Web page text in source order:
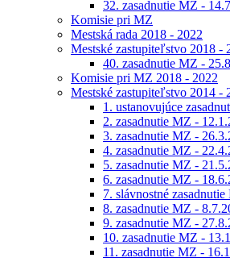
32. zasadnutie MZ -
Komisie pri MZ
Mestská rada 2018 - 2022
Mestské zastupiteľstvo 2018 -
40. zasadnutie MZ -
Komisie pri MZ 2018 - 2022
Mestské zastupiteľstvo 2014 -
1. ustanovujúce
2. zasadnutie MZ -
3. zasadnutie MZ -
4. zasadnutie MZ -
5. zasadnutie MZ -
6. zasadnutie MZ -
7. slávnostné
8. zasadnutie MZ -
9. zasadnutie MZ -
10. zasadnutie MZ -
11. zasadnutie MZ -